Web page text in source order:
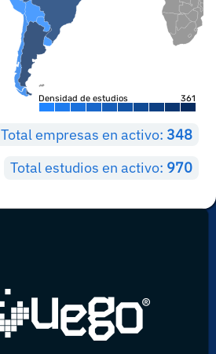
Densidad de estudios 361
Total empresas en activo: 348
Total estudios en activo: 970